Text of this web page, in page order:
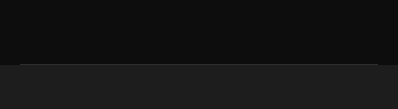
l’article